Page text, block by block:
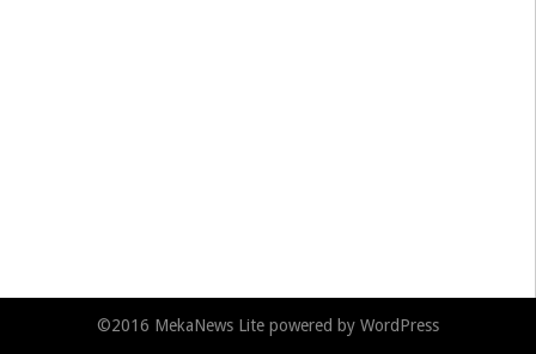
©2016 MekaNews Litepowered by WordPress